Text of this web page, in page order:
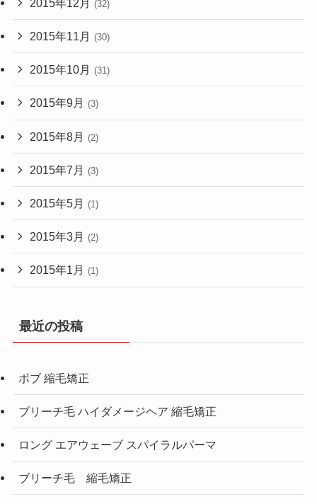
2015年12月 (32)
2015年11月 (30)
2015年10月 (31)
2015年9月 (3)
2015年8月 (2)
2015年7月 (3)
2015年5月 (1)
2015年3月 (2)
2015年1月 (1)
最近の投稿
ボブ 縮毛矯正
ブリーチ毛 ハイダメージヘア 縮毛矯正
ロング エアウェーブ スパイラルパーマ
ブリーチ毛 縮毛矯正